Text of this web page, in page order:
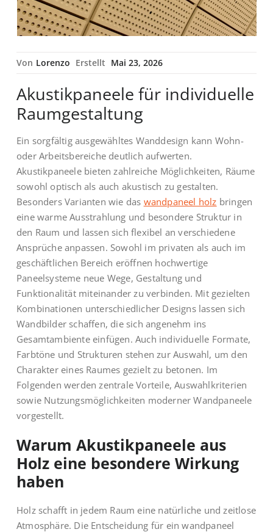
Von Lorenzo Erstellt Mai 23, 2026
Akustikpaneele für individuelle
Raumgestaltung
Ein sorgfältig ausgewähltes Wanddesign kann Wohn-
oder Arbeitsbereiche deutlich aufwerten.
Akustikpaneele bieten zahlreiche Möglichkeiten, Räume
sowohl optisch als auch akustisch zu gestalten.
Besonders Varianten wie das wandpaneel holz bringen
eine warme Ausstrahlung und besondere Struktur in
den Raum und lassen sich flexibel an verschiedene
Ansprüche anpassen. Sowohl im privaten als auch im
geschäftlichen Bereich eröffnen hochwertige
Paneelsysteme neue Wege, Gestaltung und
Funktionalität miteinander zu verbinden. Mit gezielten
Kombinationen unterschiedlicher Designs lassen sich
Wandbilder schaffen, die sich angenehm ins
Gesamtambiente einfügen. Auch individuelle Formate,
Farbtöne und Strukturen stehen zur Auswahl, um den
Charakter eines Raumes gezielt zu betonen. Im
Folgenden werden zentrale Vorteile, Auswahlkriterien
sowie Nutzungsmöglichkeiten moderner Wandpaneele
vorgestellt.
Warum Akustikpaneele aus
Holz eine besondere Wirkung
haben
Holz schafft in jedem Raum eine natürliche und zeitlose
Atmosphäre. Die Entscheidung für einwandpaneel